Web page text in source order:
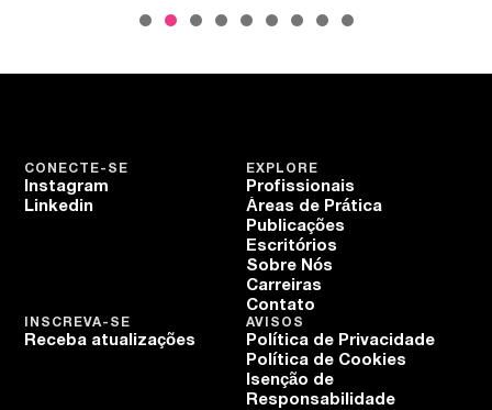
EXPLORE
Profissionais
Áreas de Prática
Publicações
Escritórios
Sobre Nós
Carreiras
Contato
CONECTE-SE
Instagram
Linkedin
AVISOS
Política de Privacidade
Política de Cookies
Isenção de
Responsabilidade
INSCREVA-SE
Receba atualizações